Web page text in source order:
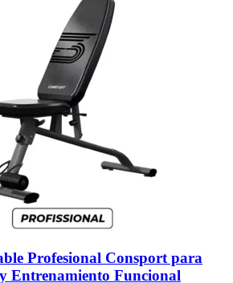
Profesional Consport para
Entrenamiento Funcional